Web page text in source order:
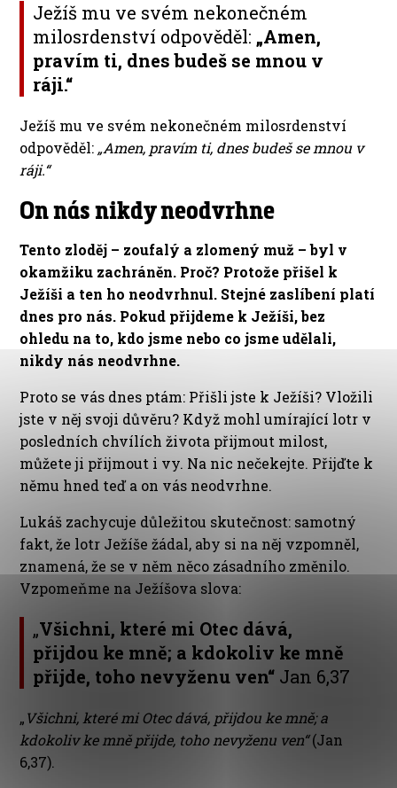
Ježíš mu ve svém nekonečném
milosrdenství odpověděl: „Amen,
pravím ti, dnes budeš se mnou v
ráji.“
Ježíš mu ve svém nekonečném milosrdenství
odpověděl: „Amen, pravím ti, dnes budeš se mnou v
ráji.“
On nás nikdy neodvrhne
Tento zloděj – zoufalý a zlomený muž – byl v
okamžiku zachráněn. Proč? Protože přišel k
Ježíši a ten ho neodvrhnul. Stejné zaslíbení platí
dnes pro nás. Pokud přijdeme k Ježíši, bez
ohledu na to, kdo jsme nebo co jsme udělali,
nikdy nás neodvrhne.
Proto se vás dnes ptám: Přišli jste k Ježíši? Vložili
jste v něj svoji důvěru? Když mohl umírající lotr v
posledních chvílích života přijmout milost,
můžete ji přijmout i vy. Na nic nečekejte. Přijďte k
němu hned teď a on vás neodvrhne.
Lukáš zachycuje důležitou skutečnost: samotný
fakt, že lotr Ježíše žádal, aby si na něj vzpomněl,
znamená, že se v něm něco zásadního změnilo.
Vzpomeňme na Ježíšova slova:
„Všichni, které mi Otec dává,
přijdou ke mně; a kdokoliv ke mně
přijde, toho nevyženu ven“ Jan 6,37
„Všichni, které mi Otec dává, přijdou ke mně; a
kdokoliv ke mně přijde, toho nevyženu ven“(Jan
6,37)